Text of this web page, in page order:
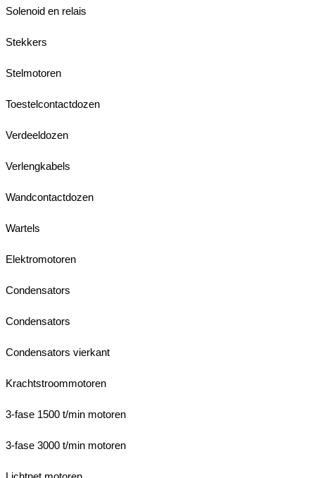
Solenoid en relais
Stekkers
Stelmotoren
Toestelcontactdozen
Verdeeldozen
Verlengkabels
Wandcontactdozen
Wartels
Elektromotoren
Condensators
Condensators
Condensators vierkant
Krachtstroommotoren
3-fase 1500 t/min motoren
3-fase 3000 t/min motoren